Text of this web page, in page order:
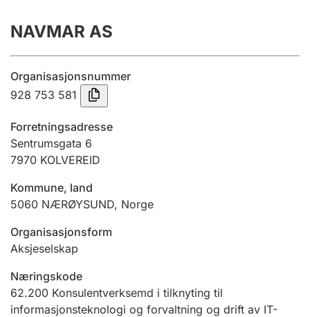
Innsending og forseinkingsgebyr
Tinglysing
Jeger
Ektepaktrettleiaren
Andre tema
NAVMAR AS
Organisasjonsnummer
928 753 581
Forretningsadresse
Sentrumsgata 6
7970 KOLVEREID
Kommune, land
5060 NÆRØYSUND, Norge
Organisasjonsform
Aksjeselskap
Næringskode
62.200 Konsulentverksemd i tilknyting til
informasjonsteknologi og forvaltning og drift av IT-